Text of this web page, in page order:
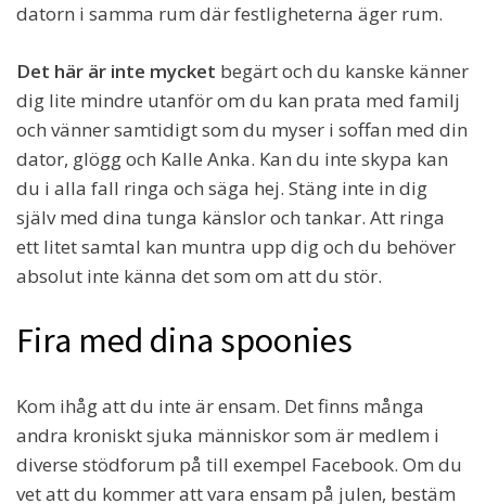
datorn i samma rum där festligheterna äger rum.
Det här är inte mycket begärt och du kanske känner
dig lite mindre utanför om du kan prata med familj
och vänner samtidigt som du myser i soffan med din
dator, glögg och Kalle Anka. Kan du inte skypa kan
du i alla fall ringa och säga hej. Stäng inte in dig
själv med dina tunga känslor och tankar. Att ringa
ett litet samtal kan muntra upp dig och du behöver
absolut inte känna det som om att du stör.
Fira med dina spoonies
Kom ihåg att du inte är ensam. Det finns många
andra kroniskt sjuka människor som är medlem i
diverse stödforum på till exempel Facebook. Om du
vet att du kommer att vara ensam på julen, bestäm